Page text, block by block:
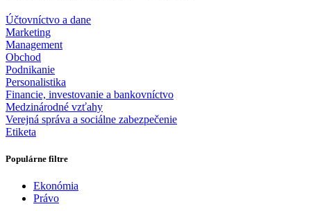
Účtovníctvo a dane
Marketing
Management
Obchod
Podnikanie
Personalistika
Financie, investovanie a bankovníctvo
Medzinárodné vzťahy
Verejná správa a sociálne zabezpečenie
Etiketa
Populárne filtre
Ekonómia
Právo